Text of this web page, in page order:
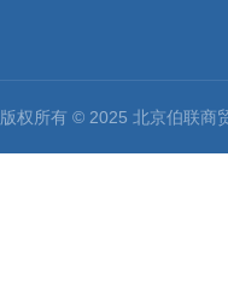
版权所有 © 2025 北京伯联